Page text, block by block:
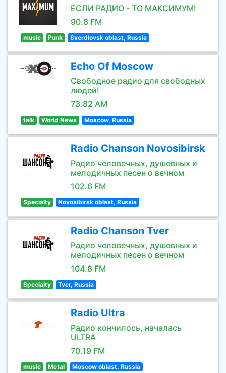
ЕСЛИ РАДИО - ТО МАКСИМУМ!
90.8 FM
music Punk Sverdlovsk oblast, Russia
Echo Of Moscow
Свободное радио для свободных
людей!
73.82 AM
talk World News Moscow, Russia
Radio Chanson Novosibirsk
Радио человечных, душевных и
мелодичных песен о вечном
102.6 FM
Specialty Novosibirsk oblast, Russia
Radio Chanson Tver
Радио человечных, душевных и
мелодичных песен о вечном
104.8 FM
Specialty Tver, Russia
Radio Ultra
Радио кончилось, началась
ULTRA
70.19 FM
music Metal Moscow oblast, Russia